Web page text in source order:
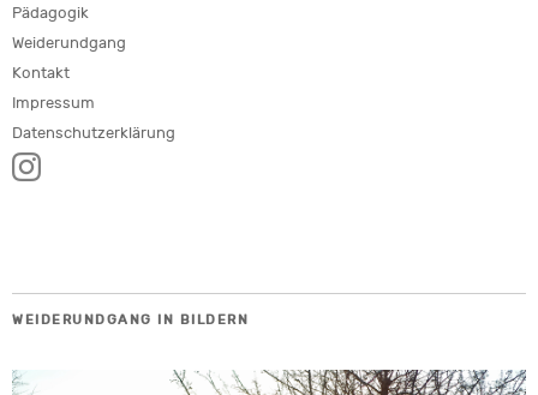
Pädagogik
Weiderundgang
Kontakt
Impressum
Datenschutzerklärung
WEIDERUNDGANG IN BILDERN